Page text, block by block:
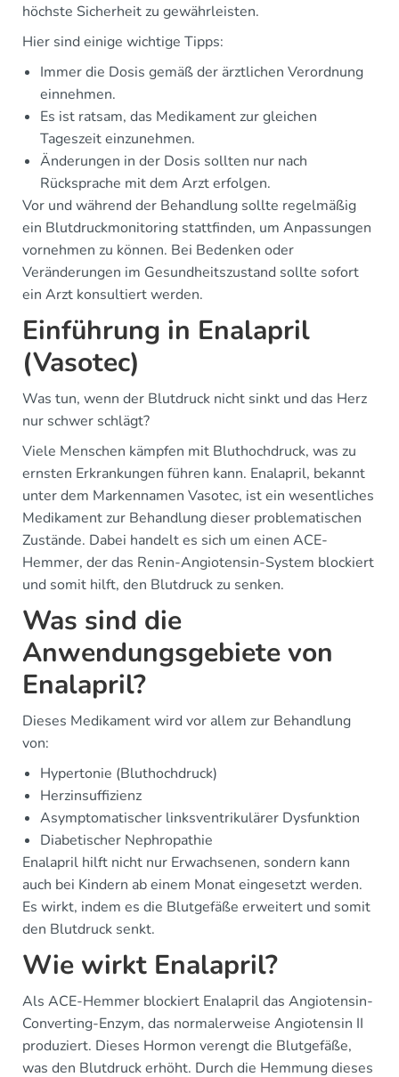
höchste Sicherheit zu gewährleisten.
Hier sind einige wichtige Tipps:
Immer die Dosis gemäß der ärztlichen Verordnung
einnehmen.
Es ist ratsam, das Medikament zur gleichen
Tageszeit einzunehmen.
Änderungen in der Dosis sollten nur nach
Rücksprache mit dem Arzt erfolgen.
Vor und während der Behandlung sollte regelmäßig
ein Blutdruckmonitoring stattfinden, um Anpassungen
vornehmen zu können. Bei Bedenken oder
Veränderungen im Gesundheitszustand sollte sofort
ein Arzt konsultiert werden.
Einführung in Enalapril
(Vasotec)
Was tun, wenn der Blutdruck nicht sinkt und das Herz
nur schwer schlägt?
Viele Menschen kämpfen mit Bluthochdruck, was zu
ernsten Erkrankungen führen kann. Enalapril, bekannt
unter dem Markennamen Vasotec, ist ein wesentliches
Medikament zur Behandlung dieser problematischen
Zustände. Dabei handelt es sich um einen ACE-
Hemmer, der das Renin-Angiotensin-System blockiert
und somit hilft, den Blutdruck zu senken.
Was sind die
Anwendungsgebiete von
Enalapril?
Dieses Medikament wird vor allem zur Behandlung
von:
Hypertonie (Bluthochdruck)
Herzinsuffizienz
Asymptomatischer linksventrikulärer Dysfunktion
Diabetischer Nephropathie
Enalapril hilft nicht nur Erwachsenen, sondern kann
auch bei Kindern ab einem Monat eingesetzt werden.
Es wirkt, indem es die Blutgefäße erweitert und somit
den Blutdruck senkt.
Wie wirkt Enalapril?
Als ACE-Hemmer blockiert Enalapril das Angiotensin-
Converting-Enzym, das normalerweise Angiotensin II
produziert. Dieses Hormon verengt die Blutgefäße,
was den Blutdruck erhöht. Durch die Hemmung dieses